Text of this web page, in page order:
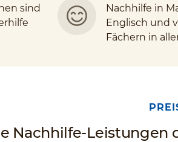
sind
Nachhilfe in
Englisch und
Fächern in
Nachhilfe-Leistungen